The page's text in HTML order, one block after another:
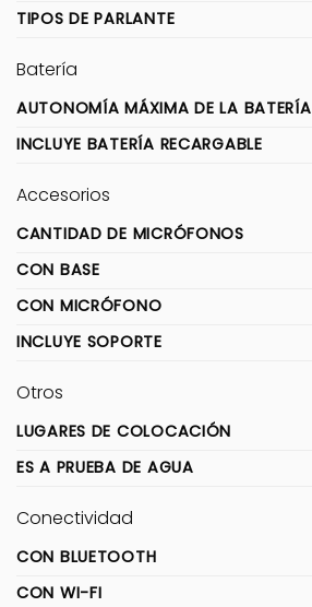
TIPOS DE PARLANTE
Batería
AUTONOMÍA MÁXIMA DE LA BATERÍA
INCLUYE BATERÍA RECARGABLE
Accesorios
CANTIDAD DE MICRÓFONOS
CON BASE
CON MICRÓFONO
INCLUYE SOPORTE
Otros
LUGARES DE COLOCACIÓN
ES A PRUEBA DE AGUA
Conectividad
CON BLUETOOTH
CON WI-FI